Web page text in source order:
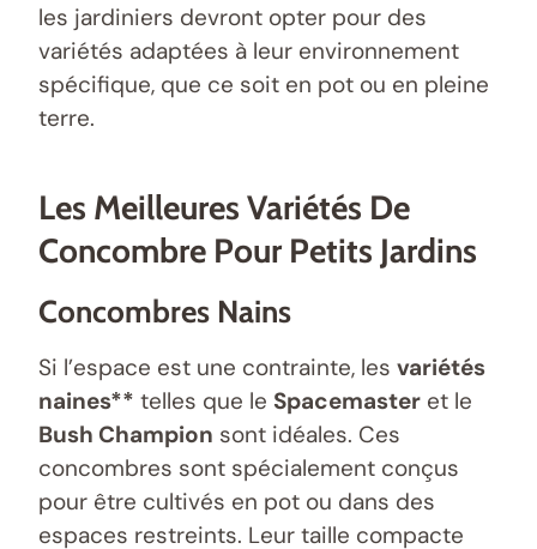
les jardiniers devront opter pour des
variétés adaptées à leur environnement
spécifique, que ce soit en pot ou en pleine
terre.
Les Meilleures Variétés De
Concombre Pour Petits Jardins
Concombres Nains
Si l’espace est une contrainte, les variétés
naines** telles que le Spacemaster et le
Bush Champion sont idéales. Ces
concombres sont spécialement conçus
pour être cultivés en pot ou dans des
espaces restreints. Leur taille compacte